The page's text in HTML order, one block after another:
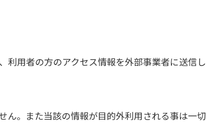
利用者の方のアクセス情報を外部事業者に送信し
ん。また当該の情報が目的外利用される事は一切